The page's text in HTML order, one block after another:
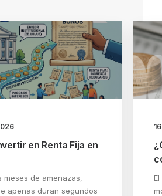
en Renta Fija en
meses de amenazas,
apenas duran segundos